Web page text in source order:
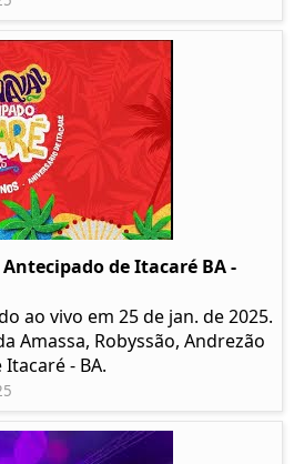
de Itacaré BA -
ao vivo em 25 de jan. de 2025.
Amassa, Robyssão, Andrezão
- BA.